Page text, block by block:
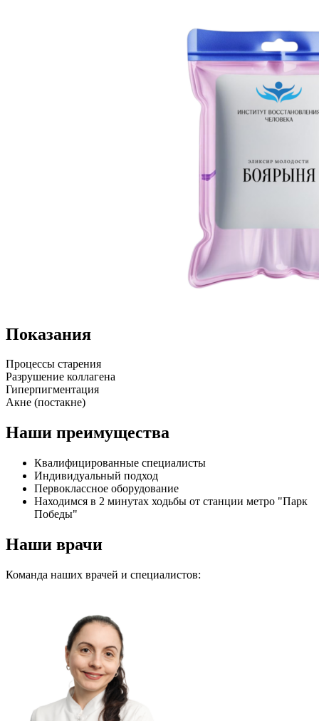
Показания
Процессы старения
Разрушение коллагена
Гиперпигментация
Акне (постакне)
Наши преимущества
Квалифицированные специалисты
Индивидуальный подход
Первоклассное оборудование
Находимся в 2 минутах ходьбы от станции метро "Парк
Победы"
Наши врачи
Команда наших врачей и специалистов: